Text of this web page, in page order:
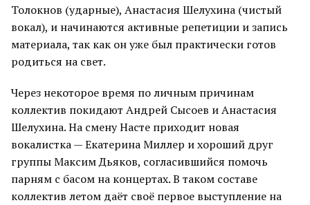
Толокнов (ударные), Анастасия Шелухина (чистый
вокал), и начинаются активные репетиции и запись
материала, так как он уже был практически готов
родиться на свет.
Через некоторое время по личным причинам
коллектив покидают Андрей Сысоев и Анастасия
Шелухина. На смену Насте приходит новая
вокалистка — Екатерина Миллер и хороший друг
группы Максим Дьяков, согласившийся помочь
парням с басом на концертах. В таком составе
коллектив летом даёт своё первое выступление на